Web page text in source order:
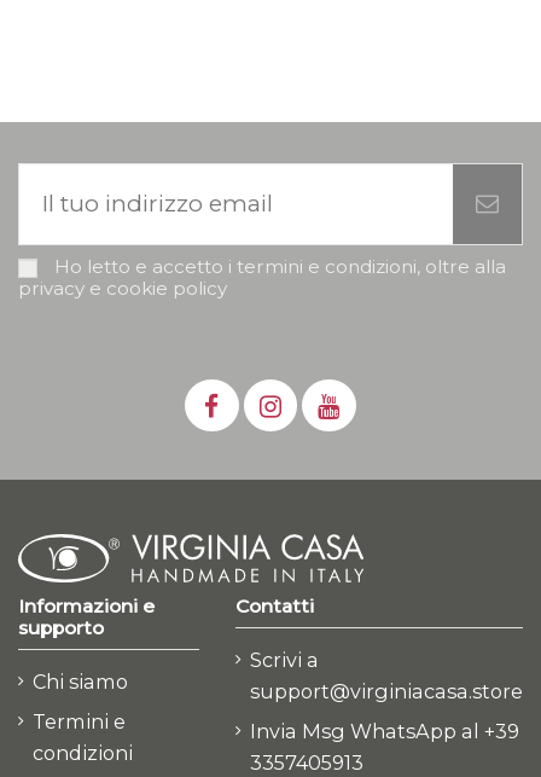
Ho letto e accetto i termini e condizioni, oltre alla
privacy e cookie policy
Informazioni e
supporto
Chi siamo
Termini e
condizioni
Contatti
Scrivi a
support@virginiacasa.store
Invia Msg WhatsApp al +39
3357405913